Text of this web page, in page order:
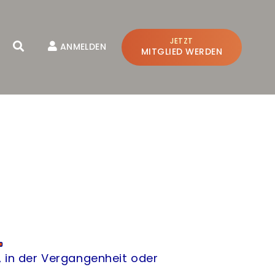
ANMELDEN JETZT
MITGLIED WERDEN
der Vergangenheit oder